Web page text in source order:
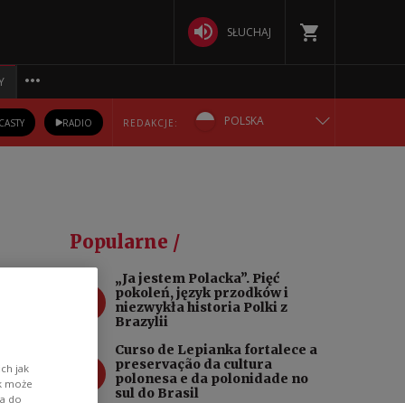
SŁUCHAJ
RADIO REDAKCJE: POLSKA
РУССКИЙ
УКРАЇНСЬКА
Popularne /
„Ja jestem Polacka”. Pięć
pokoleń, język przodków i
niezwykła historia Polki z
Brazylii
Curso de Lepianka fortalece a
preservação da cultura
polonesa e da polonidade no
sul do Brasil
jak
może
do